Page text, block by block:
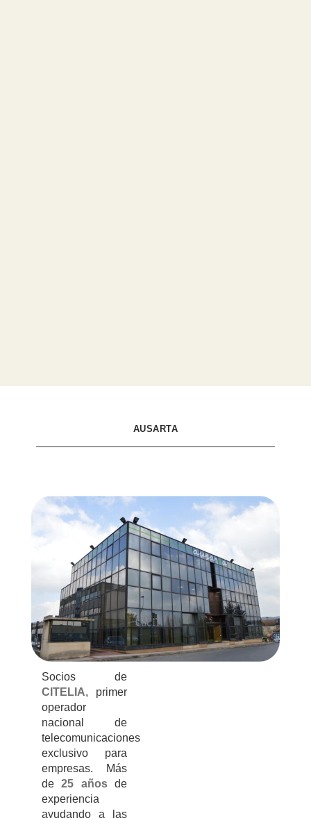
AUSARTA
Socios de
CITELIA, primer
operador
nacional de
telecomunicaciones
exclusivo para
empresas. Más
de25 añosde
experiencia
ayudando a las